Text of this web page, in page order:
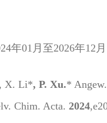
年01月至2026年12
X. Li*, P. Xu.*
Chim. Acta. 2024,